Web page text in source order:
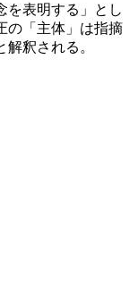
を表明する」とし
の「主体」は指摘
釈される。